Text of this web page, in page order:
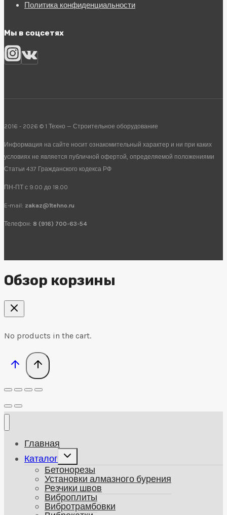
Политика конфиденциальности
Мы в соцсетях
2016 - 2026 © 1 Техно — Строительное оборудование
Информация на сайте носит ознакомительный характер и ни при каких
условиях не является публичной офертой, определяемой положениями
Статьи 437 Гражданского кодекса РФ
ПН-ПТ с 9.00 до 18.00
E-mail: zakaz@1tehno.ru
Телефон: 8 (916) 700-63-54
Обзор корзины
No products in the cart.
Главная
Каталог
Развернуть
дочернее
меню
Бетонорезы
Установки алмазного бурения
Резчики швов
Виброплиты
Вибротрамбовки